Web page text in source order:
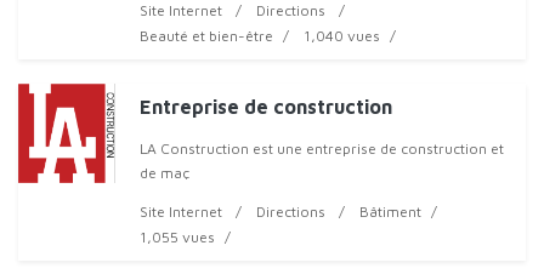
Site Internet
Directions
Beauté et bien-être
1,040 vues
Entreprise de construction
LA Construction est une entreprise de construction et
de maç
Site Internet Directions
Bâtiment
1,055 vues